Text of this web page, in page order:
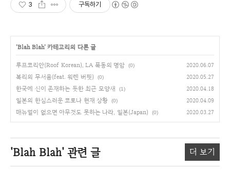
3 구독하기
'Blah Blah' 카테고리의 다른 글
루프코리안(Roof Korean), LA 폭동의 명암 (0) 2020.06.07
복리의 무서움(feat. 워렌 버핏) (0) 2020.05.27
한국에 신이 존재하는 듯한 최근 모양새 (1) 2020.04.18
일본의 한심스러운 코로나 현재 상황 (0) 2020.04.09
매뉴얼이 없으면 아무것도 못하는 나라, 일본(Japan) (0) 2020.03.27
'Blah Blah'관련 글 더 보기